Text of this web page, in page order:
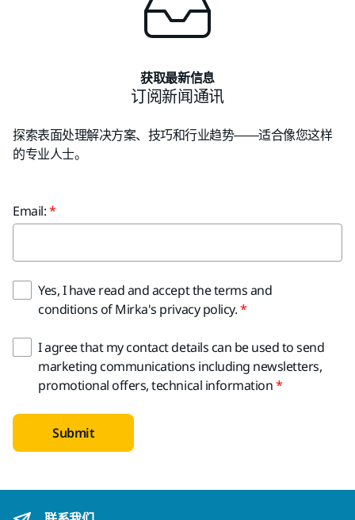
获取最新信息
订阅新闻通讯
探索表面处理解决方案、技巧和行业趋势——适合像您这样
的专业人士。
Email:
Yes, I have read and accept the terms and
conditions of Mirka's privacy policy.
I agree that my contact details can be used to send
marketing communications including newsletters,
promotional offers, technical information
Submit